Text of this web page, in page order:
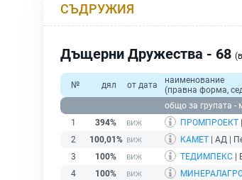
СЪДРУЖИЯ
Дъщерни Дружества - 68
№ дял от дата
наименование
(правна форма,
общо за групата -
1
394% ПРОМПРОЕКТ
2
100,01% КАМЕТ | АД |
3
100% ТЕДИМПЕКС |
4
100%